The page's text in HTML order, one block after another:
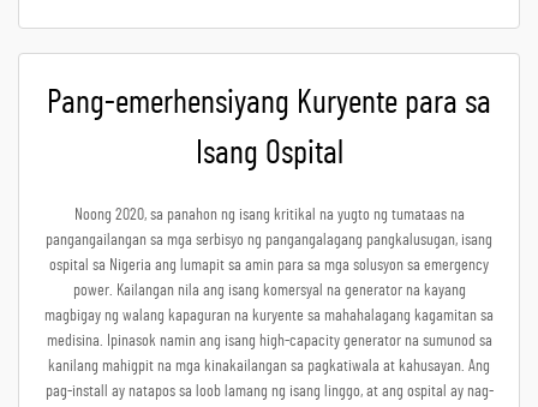
Pang-emerhensiyang Kuryente para sa
Isang Ospital
Noong 2020, sa panahon ng isang kritikal na yugto ng tumataas na
pangangailangan sa mga serbisyo ng pangangalagang pangkalusugan, isang
ospital sa Nigeria ang lumapit sa amin para sa mga solusyon sa emergency
power. Kailangan nila ang isang komersyal na generator na kayang
magbigay ng walang kapaguran na kuryente sa mahahalagang kagamitan sa
medisina. Ipinasok namin ang isang high-capacity generator na sumunod sa
kanilang mahigpit na mga kinakailangan sa pagkatiwala at kahusayan. Ang
pag-install ay natapos sa loob lamang ng isang linggo, at ang ospital ay nag-